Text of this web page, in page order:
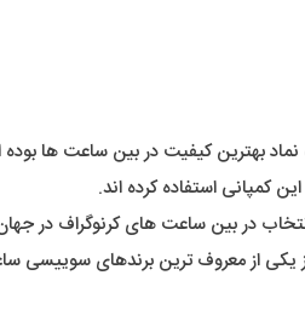
کمپانی استفاده کرده اند.
در بین ساعت های کرنوگراف در